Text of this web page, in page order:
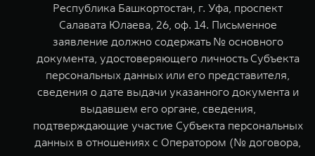
Республика Башкортостан, г. Уфа, проспект
Салавата Юлаева, 26, оф. 14. Письменное
заявление должно содержать № основного
документа, удостоверяющего личность Субъекта
персональных данных или его представителя,
сведения о дате выдачи указанного документа и
выдавшем его органе, сведения,
подтверждающие участие Субъекта персональных
данных в отношениях с Оператором (№ договора,